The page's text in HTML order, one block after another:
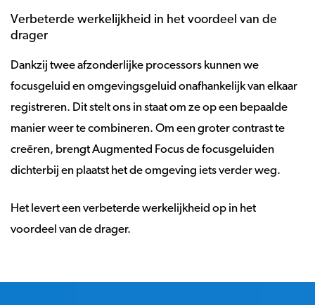
Verbeterde werkelijkheid in het voordeel van de
drager
Dankzij twee afzonderlijke processors kunnen we
focusgeluid en omgevingsgeluid onafhankelijk van elkaar
registreren. Dit stelt ons in staat om ze op een bepaalde
manier weer te combineren. Om een groter contrast te
creëren, brengt Augmented Focus de focusgeluiden
dichterbij en plaatst het de omgeving iets verder weg.
Het levert een verbeterde werkelijkheid op in het
voordeel van de drager.